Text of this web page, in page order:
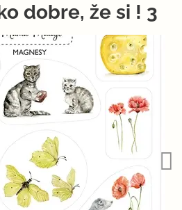
dobre, že si ! 3